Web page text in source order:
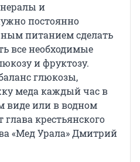
и
постоянно
питанием сделать
все необходимые
и фруктозу.
глюкозы,
меда каждый час в
виде или в водном
глава крестьянского
«Мед Урала» Дмитрий